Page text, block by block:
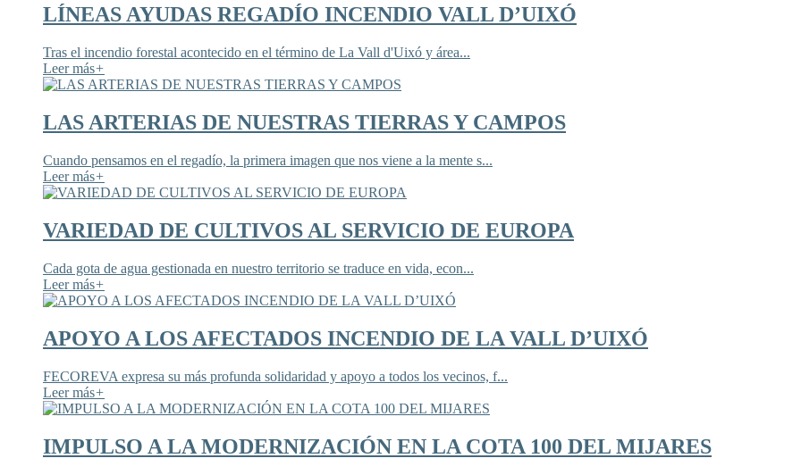
LÍNEAS AYUDAS REGADÍO INCENDIO VALL D’UIXÓ
Tras el incendio forestal acontecido en el término de La Vall d'Uixó y área...
Leer más+
LAS ARTERIAS DE NUESTRAS TIERRAS Y CAMPOS
Cuando pensamos en el regadío, la primera imagen que nos viene a la mente s...
Leer más+
VARIEDAD DE CULTIVOS AL SERVICIO DE EUROPA
Cada gota de agua gestionada en nuestro territorio se traduce en vida, econ...
Leer más+
APOYO A LOS AFECTADOS INCENDIO DE LA VALL D’UIXÓ
FECOREVA expresa su más profunda solidaridad y apoyo a todos los vecinos, f...
Leer más+
IMPULSO A LA MODERNIZACIÓN EN LA COTA 100 DEL MIJARES